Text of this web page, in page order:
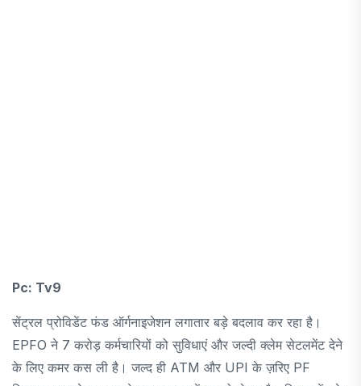
Pc: Tv9
सेंट्रल प्रोविडेंट फंड ऑर्गनाइजेशन लगातार बड़े बदलाव कर रहा है।
EPFO ​​ने 7 करोड़ कर्मचारियों को सुविधाएं और जल्दी क्लेम सेटलमेंट देने
के लिए कमर कस ली है। जल्द ही ATM और UPI के ज़रिए PF